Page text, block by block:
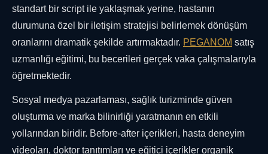
standart bir script ile yaklaşmak yerine, hastanın
durumuna özel bir iletişim stratejisi belirlemek dönüşüm
oranlarını dramatik şekilde artırmaktadır. PEGANOM satış
uzmanlığı eğitimi, bu becerileri gerçek vaka çalışmalarıyla
öğretmektedir.
Sosyal medya pazarlaması, sağlık turizminde güven
oluşturma ve marka bilinirliği yaratmanın en etkili
yollarından biridir. Before-after içerikleri, hasta deneyim
videoları, doktor tanıtımları ve eğitici içerikler organik